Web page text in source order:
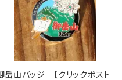
岳山バッジ 【クリックポスト